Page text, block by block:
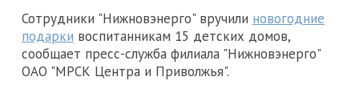
Сотрудники "Нижновэнерго" вручили новогодние
подарки воспитанникам 15 детских домов,
сообщает пресс-служба филиала "Нижновэнерго"
ОАО "МРСК Центра и Приволжья".